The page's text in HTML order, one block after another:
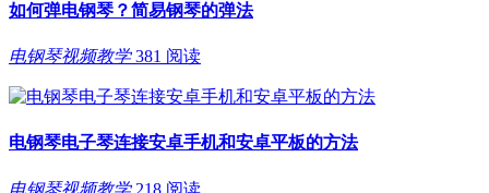
如何弹电钢琴？简易钢琴的弹法
电钢琴视频教学 381 阅读
电钢琴电子琴连接安卓手机和安卓平板的方法
电钢琴视频教学 218 阅读